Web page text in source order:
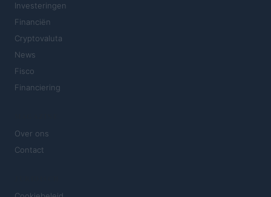
Investeringen
Financiën
Cryptovaluta
News
Fisco
Financiering
Over ons
Contact